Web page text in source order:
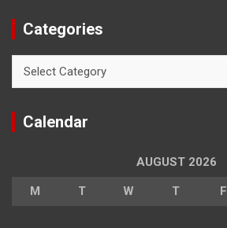
Categories
Calendar
AUGUST 2026
M T W T F